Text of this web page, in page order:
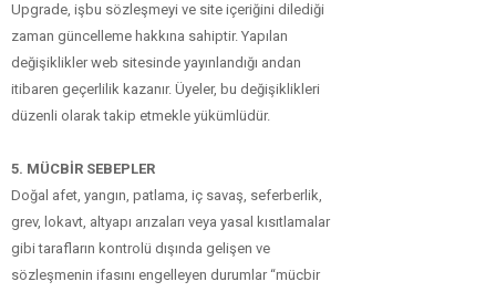
Upgrade, işbu sözleşmeyi ve site içeriğini dilediği
zaman güncelleme hakkına sahiptir. Yapılan
değişiklikler web sitesinde yayınlandığı andan
itibaren geçerlilik kazanır. Üyeler, bu değişiklikleri
düzenli olarak takip etmekle yükümlüdür.
5. MÜCBİR SEBEPLER
Doğal afet, yangın, patlama, iç savaş, seferberlik,
grev, lokavt, altyapı arızaları veya yasal kısıtlamalar
gibi tarafların kontrolü dışında gelişen ve
sözleşmenin ifasını engelleyen durumlar “mücbir